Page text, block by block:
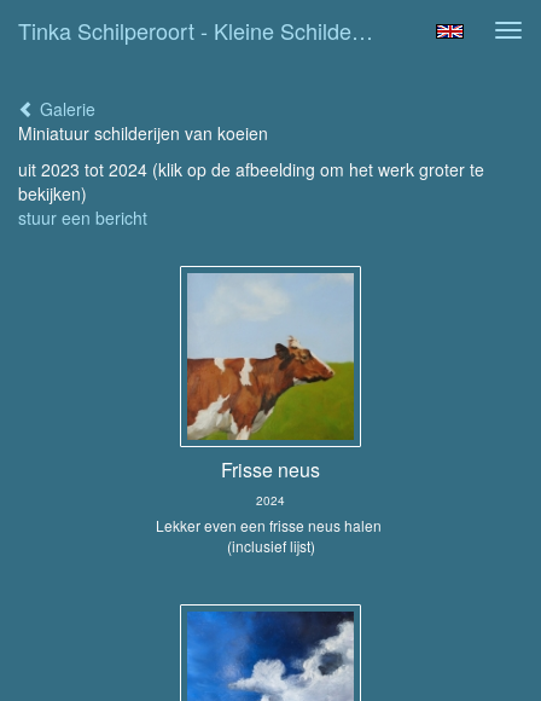
Tinka Schilperoort - Kleine Schilderijtjes
Galerie
Miniatuur schilderijen van koeien
uit 2023 tot 2024 (klik op de afbeelding om het werk groter te
bekijken)
stuur een bericht
Frisse neus
2024
Lekker even een frisse neus halen
(inclusief lijst)